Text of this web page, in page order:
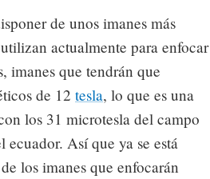
de unos imanes más
actualmente para enfocar
imanes que tendrán que
de 12 tesla, lo que es una
los 31 microtesla del campo
ecuador. Así que ya se está
los imanes que enfocarán